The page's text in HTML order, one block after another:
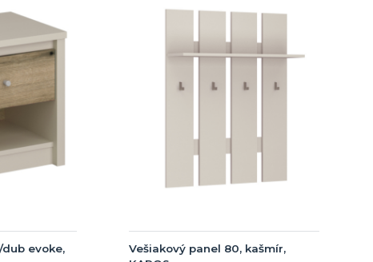
evoke,
Vešiakový panel 80, kašmír,